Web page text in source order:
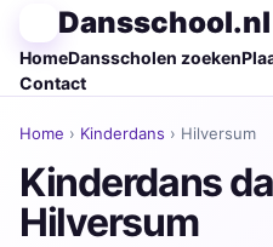
Dansschool.nl
HomeDansscholen zoeken
Contact
Home › Kinderdans › Hilversum
Kinderdans
Hilversum